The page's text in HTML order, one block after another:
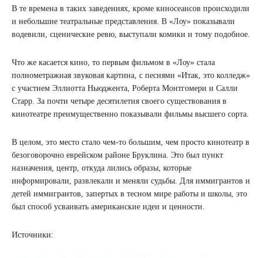
В те времена в таких заведениях, кроме киносеансов происходили
и небольшие театральные представления. В «Лоу» показывали
водевили, сценические ревю, выступали комики и тому подобное.
Что же касается кино, то первым фильмом в «Лоу» стала
полнометражная звуковая картина, с песнями «Итак, это колледж»
с участием Эллиотта Ньюджента, Роберта Монтгомери и Салли
Старр. За почти четыре десятилетия своего существования в
кинотеатре преимущественно показывали фильмы высшего сорта.
В целом, это место стало чем-то большим, чем просто кинотеатр в
безоговорочно еврейском районе Бруклина. Это был пункт
назначения, центр, откуда лились образы, которые
информировали, развлекали и меняли судьбы. Для иммигрантов и
детей иммигрантов, запертых в тесном мире работы и школы, это
был способ усваивать американские идеи и ценности.
Источники: